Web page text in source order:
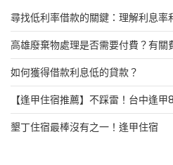
尋找低利率借款的關鍵：理解利息率
高雄廢棄物處理是否需要付費？有關
如何獲得借款利息低的貸款？
【逢甲住宿推薦】不踩雷！台中逢
墾丁住宿最棒沒有之一！逢甲住宿